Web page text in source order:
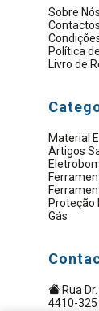
Sobre Nós
Contactos
Política
Livro de
Material
Artigos
Proteção
Gás
Rua
4410-325